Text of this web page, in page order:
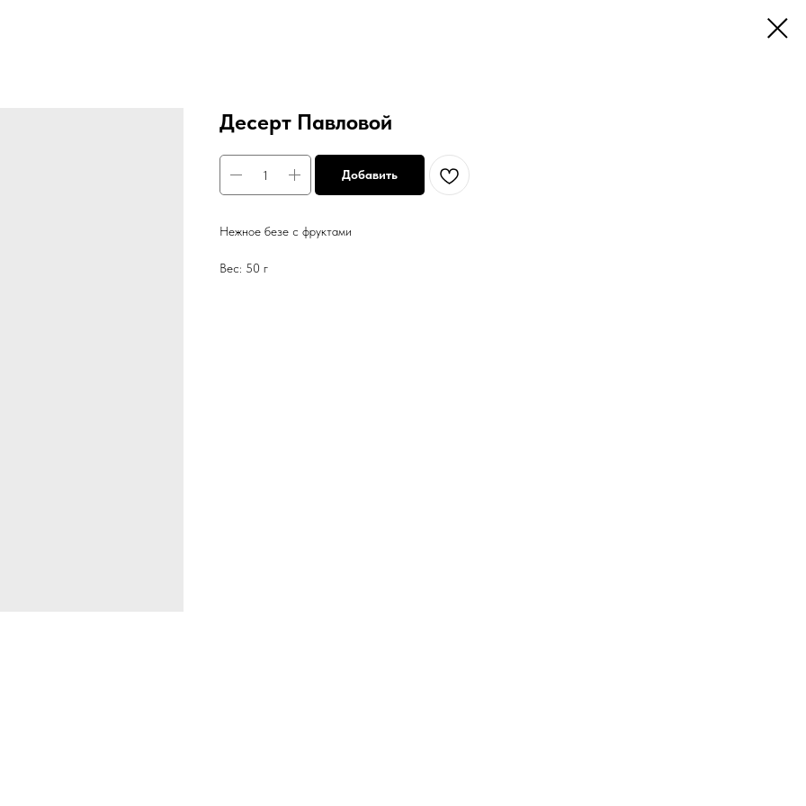
Десерт Павловой
Добавить
Нежное безе с фруктами
Вес: 50 г